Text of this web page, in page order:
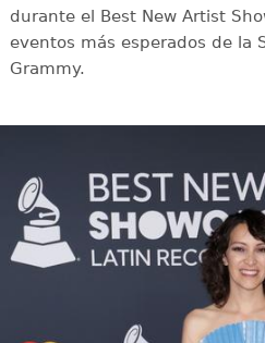
durante el Best New Artist
eventos más esperados de la
Grammy.